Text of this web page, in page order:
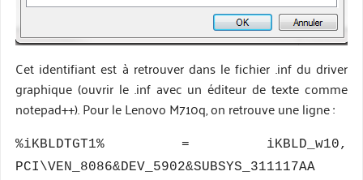
Cet identifiant est à retrouver dans le fichier .inf du driver
graphique (ouvrir le .inf avec un éditeur de texte comme
notepad++). Pour le Lenovo M710q, on retrouve une ligne :
%iKBLDTGT1% = iKBLD_w10,
PCI\VEN_8086&DEV_5902&SUBSYS_311117AA